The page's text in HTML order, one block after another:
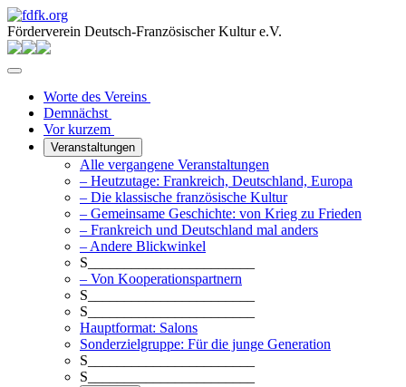
Förderverein Deutsch-Französischer Kultur e.V.
Worte des Vereins
Demnächst
Vor kurzem
Veranstaltungen
Alle vergangene Veranstaltungen
– Heutzutage: Frankreich, Deutschland, Europa
– Die klassische französische Kultur
– Gemeinsame Geschichte: von Krieg zu Frieden
– Frankreich und Deutschland mal anders
– Andere Blickwinkel
S_______________________
– Von Kooperationspartnern
S_______________________
S_______________________
Hauptformat: Salons
Sonderzielgruppe: Für die junge Generation
S_______________________
S_______________________